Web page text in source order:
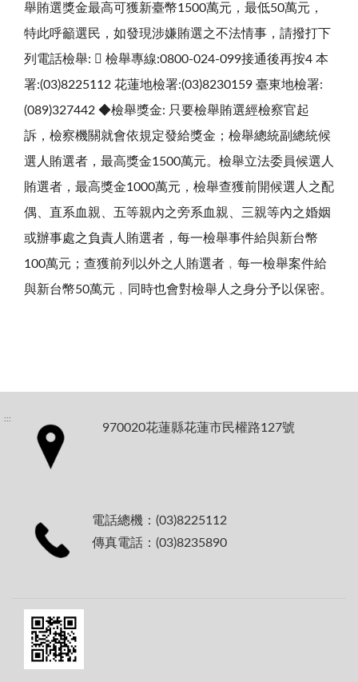
舉賄選獎金最高可獲新臺幣1500萬元，最低50萬元，
特此呼籲選民，如發現涉嫌賄選之不法情事，請撥打下
列電話檢舉:  檢舉專線:0800-024-099接通後再按4 本
署:(03)8225112 花蓮地檢署:(03)8230159 臺東地檢署:
(089)327442 ◆檢舉獎金: 只要檢舉賄選經檢察官起
訴，檢察機關就會依規定發給獎金；檢舉總統副總統候
選人賄選者，最高獎金1500萬元。檢舉立法委員候選人
賄選者，最高獎金1000萬元，檢舉查獲前開候選人之配
偶、直系血親、五等親內之旁系血親、三親等內之婚姻
或辦事處之負責人賄選者，每一檢舉事件給與新台幣
100萬元；查獲前列以外之人賄選者﹐每一檢舉案件給
與新台幣50萬元﹐同時也會對檢舉人之身分予以保密。
:::
970020花蓮縣花蓮市民權路127號
電話總機：(03)8225112
傳真電話：(03)8235890